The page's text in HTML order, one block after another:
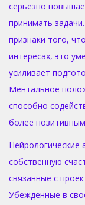
серьезно
принимать
признаки того,
интересах, это
усиливает
Ментальное
способно
более
Нейрологические
собственную
связанные с
Убежденные в